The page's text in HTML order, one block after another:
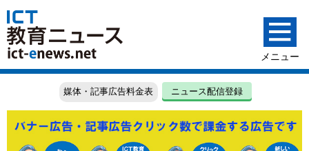
媒体・記事広告料金表 ニュース配信登録